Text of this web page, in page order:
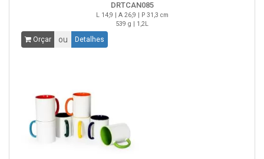
DRTCAN085
L 14,9 | A 26,9 | P 31,3 cm
539 g | 1,2L
Orçar ou Detalhes